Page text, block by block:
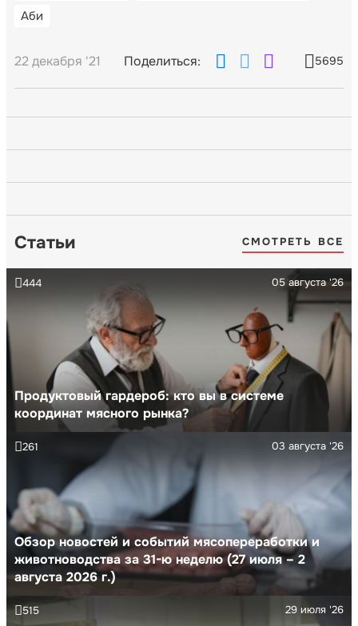
Аби
22 декабря '21 Поделиться: 5695
Статьи СМОТРЕТЬ ВСЕ
Продуктовый гардероб: кто вы в системе
координат мясного рынка?
05 августа '26
444
Обзор новостей и событий мясопереработки и
животноводства за 31-ю неделю (27 июля – 2
августа 2026 г.)
03 августа '26
261
29 июля '26
515